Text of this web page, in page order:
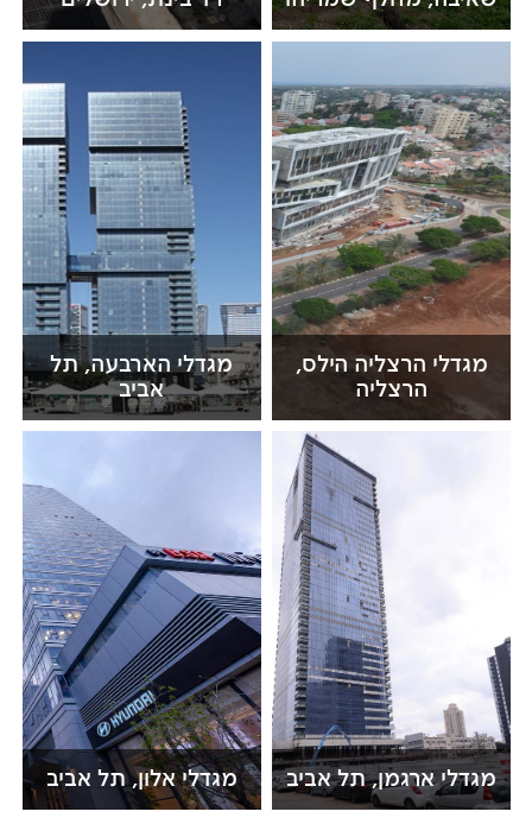
מגדלי הרצליה הילס,
הרצליה
מגדלי הארבעה, תל
אביב
מגדלי ארגמן, תל אביב מגדלי אלון, תל אביב